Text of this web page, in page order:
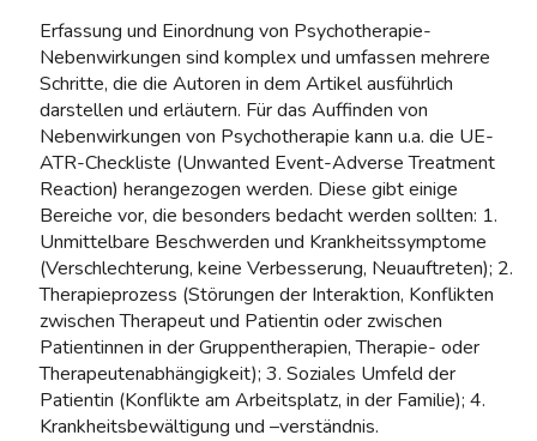
Erfassung und Einordnung von Psychotherapie-
Nebenwirkungen sind komplex und umfassen mehrere
Schritte, die die Autoren in dem Artikel ausführlich
darstellen und erläutern. Für das Auffinden von
Nebenwirkungen von Psychotherapie kann u.a. die UE-
ATR-Checkliste (Unwanted Event-Adverse Treatment
Reaction) herangezogen werden. Diese gibt einige
Bereiche vor, die besonders bedacht werden sollten: 1.
Unmittelbare Beschwerden und Krankheitssymptome
(Verschlechterung, keine Verbesserung, Neuauftreten); 2.
Therapieprozess (Störungen der Interaktion, Konflikten
zwischen Therapeut und Patientin oder zwischen
Patientinnen in der Gruppentherapien, Therapie- oder
Therapeutenabhängigkeit); 3. Soziales Umfeld der
Patientin (Konflikte am Arbeitsplatz, in der Familie); 4.
Krankheitsbewältigung und –verständnis.